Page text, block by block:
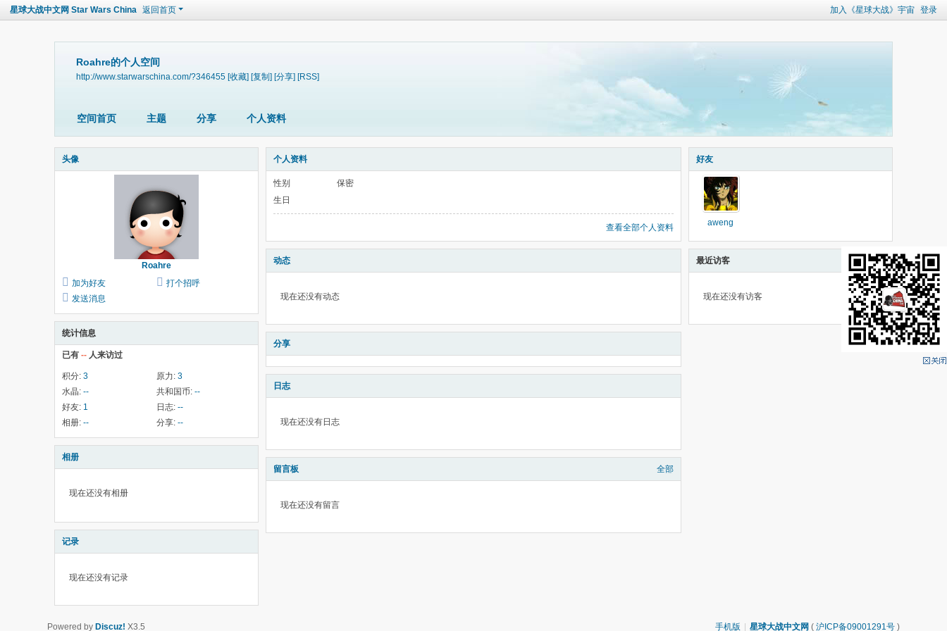
加入《星球大战》宇宙 登录
星球大战中文网 Star Wars China 返回首页
Roahre的个人空间
http://www.starwarschina.com/?346455 [收藏] [复制] [分享] [RSS]
空间首页 主题 分享 个人资料
头像
Roahre
加为好友
打个招呼
发送消息
统计信息
已有 -- 人来访过
积分: 3 原力: 3
水晶: -- 共和国币: --
好友: 1 日志: --
相册: -- 分享: --
相册
现在还没有相册
记录
现在还没有记录
个人资料
性别
保密
生日
查看全部个人资料
动态
现在还没有动态
分享
日志
现在还没有日志
留言板 全部
现在还没有留言
好友
aweng
最近访客
现在还没有访客
手机版 星球大战中文网 ( 沪ICP备09001291号 )
Powered by Discuz! X3.5